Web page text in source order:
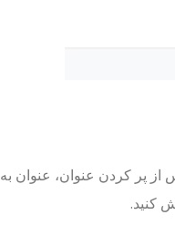
از پر کردن عنوان، عنوان به
کنید.